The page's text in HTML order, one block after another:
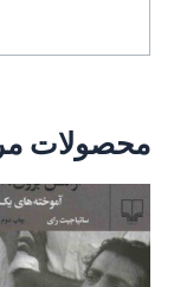
محصولات